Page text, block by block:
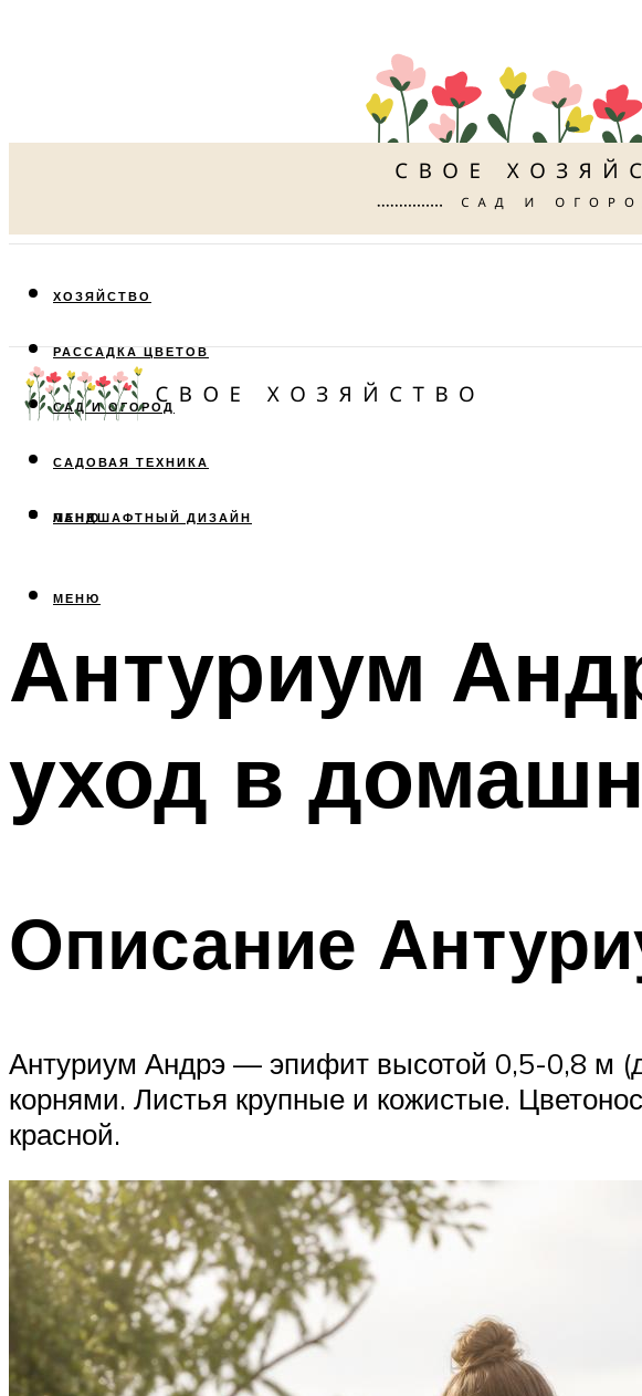
ХОЗЯЙСТВО
РАССАДКА ЦВЕТОВ
САД И ОГОРОД
САДОВАЯ ТЕХНИКА
ЛАНДШАФТНЫЙ ДИЗАЙН
МЕНЮ
МЕНЮ
Антуриум
уход в
Описание
Антуриум Андрэ — эпифит высотой 0,5-0,8 м
корнями. Листья крупные и кожистые.
красной.